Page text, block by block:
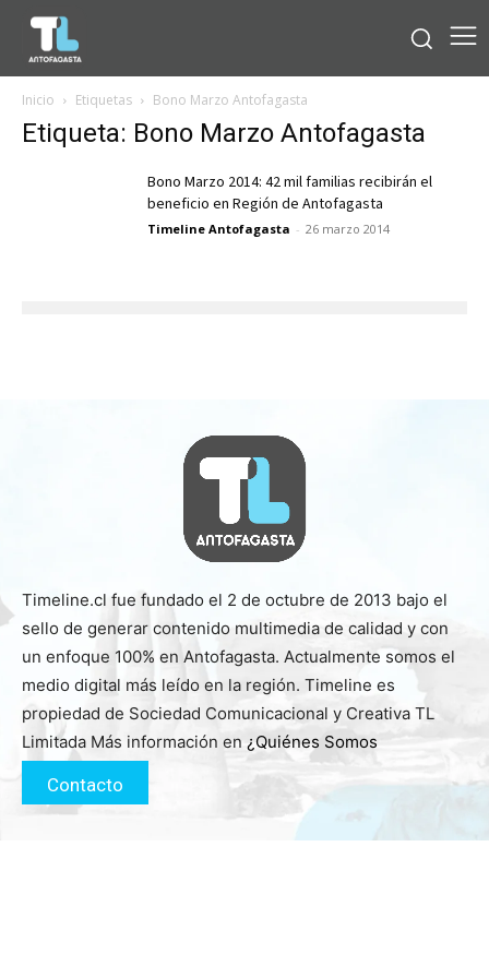
Inicio Etiquetas Bono Marzo Antofagasta
Etiqueta: Bono Marzo Antofagasta
Bono Marzo 2014: 42 mil familias recibirán el
beneficio en Región de Antofagasta
Timeline Antofagasta - 26 marzo 2014
Timeline.cl fue fundado el 2 de octubre de 2013 bajo el
sello de generar contenido multimedia de calidad y con
un enfoque 100% en Antofagasta. Actualmente somos el
medio digital más leído en la región. Timeline es
propiedad de Sociedad Comunicacional y Creativa TL
Limitada Más información en ¿Quiénes Somos
Contacto